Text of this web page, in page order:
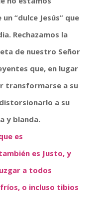
“dulce Jesús” que
Rechazamos la
de nuestro Señor
que, en lugar
transformarse a su
a su
y blanda.
es
es Justo, y
a todos
o incluso tibios